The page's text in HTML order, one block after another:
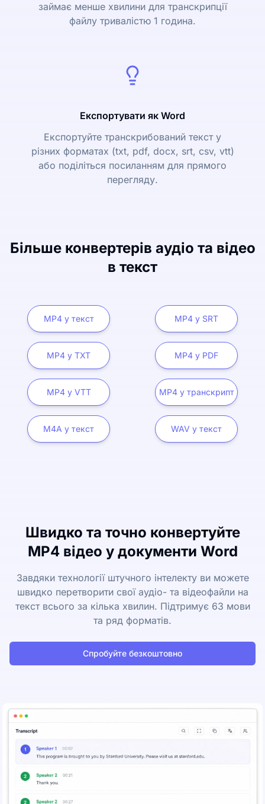
займає менше хвилини для транскрипції
файлу тривалістю 1 година.
Експортувати як Word
Експортуйте транскрибований текст у
різних форматах (txt, pdf, docx, srt, csv, vtt)
або поділіться посиланням для прямого
перегляду.
Більше конвертерів аудіо та відео
в текст
MP4 у текст MP4 у SRT
MP4 у TXT MP4 у PDF
MP4 у VTT MP4 у транскрипт
M4A у текст WAV у текст
Швидко та точно конвертуйте
MP4 відео у документи Word
Завдяки технології штучного інтелекту ви можете
швидко перетворити свої аудіо- та відеофайли на
текст всього за кілька хвилин. Підтримує 63 мови
та ряд форматів.
Спробуйте безкоштовно